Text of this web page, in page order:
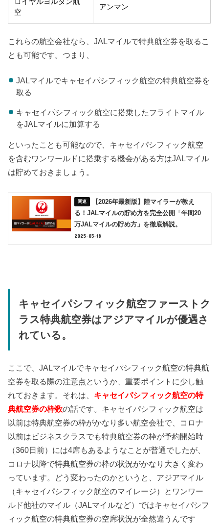
空
アンマン
これらの航空会社なら、JALマイルで特典航空券を取るこ
とも可能です。つまり、
JALマイルでキャセイパシフィック航空の特典航空券を
取る
キャセイパシフィック航空に搭乗したフライトマイル
をJALマイルに加算する
といったことも可能なので、キャセイパシフィック航空
を含むワンワールドに搭乗する機会がある方はJALマイル
は貯めておきましょう。
【2026年最新版】陸マイラーが教え
る！JALマイルの貯め方を完全公開「年間20
万JALマイルの貯め方」を徹底解説。
2025-03-18
キャセイパシフィック航空ファーストク
ラス特典航空券はアジアマイルが優遇さ
れている。
ここで、JALマイルでキャセイパシフィック航空の特典航
空券を取る際の注意点というか、重要ポイントに少し触
れておきます。それは、 キャセイパシフィック航空の特
典航空券の枠数の話です。キャセイパシフィック航空は
以前は特典航空券の枠がかなり多い航空会社で、コロナ
以前はビジネスクラスでも特典航空券の枠が予約開始時
（360日前）には4席もあるようなことが普通でしたが、
コロナ以降で特典航空券の枠の状況がかなり大きく変わ
っています。どう変わったのかというと、アジアマイル
（キャセイパシフィック航空のマイレージ）とワンワー
ルド他社のマイル（JALマイルなど）ではキャセイパシフ
ィック航空の特典航空券の空席状況が全然違うんです